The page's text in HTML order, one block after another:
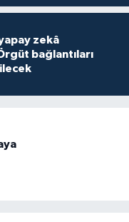
zekâ
bağlantıları